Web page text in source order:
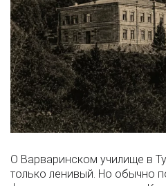
О Варваринском училище в
только ленивый. Но обычно